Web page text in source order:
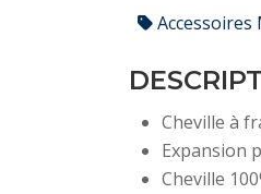
Cheville à
Expansion
Cheville